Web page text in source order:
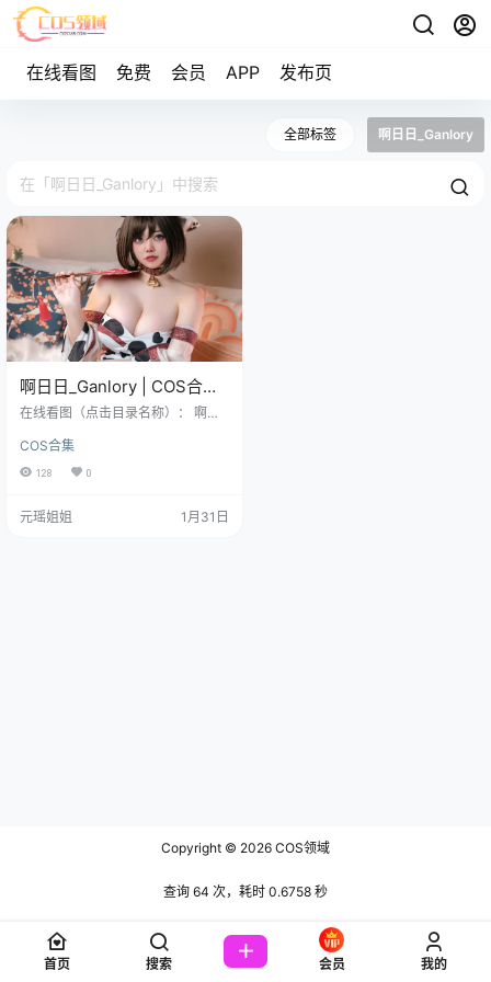
在线看图 免费 会员 APP 发布页
全部标签 啊日日_Ganlory
啊日日_Ganlory | COS合集
[已更21期]~[869P+5V –
在线看图（点击目录名称）： 啊日
0MB] 啊日日_Ganlory – NO.002 黑
暗护士 [70P-576MB] 啊日日_Ganl
古灵精怪的姑娘，她叫啊日日_Ganl
COS合集
128 0
元瑶姐姐 1月31日
Copyright © 2026 COS领域
查询 64 次，耗时 0.6758 秒
首页 搜索 会员 我的